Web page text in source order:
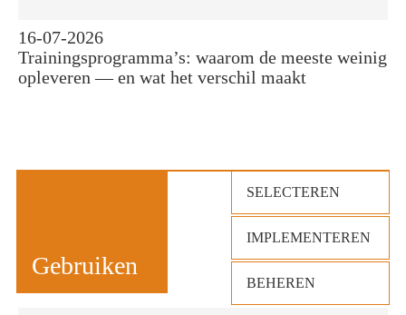
16-07-2026
Trainingsprogramma’s: waarom de meeste weinig
opleveren — en wat het verschil maakt
Gebruiken
SELECTEREN
IMPLEMENTEREN
BEHEREN